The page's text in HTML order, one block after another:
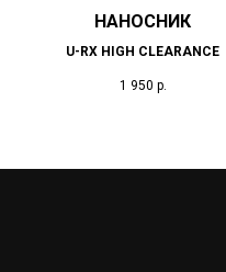
НАНОСНИК
U-RX HIGH CLEARANCE
1 950 р.